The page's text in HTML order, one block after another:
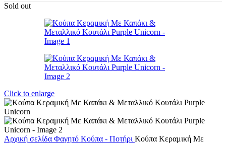
Sold out
Click to enlarge
Αρχική σελίδα Φαγητό Κούπα - Ποτήρι Κούπα Κεραμική Με